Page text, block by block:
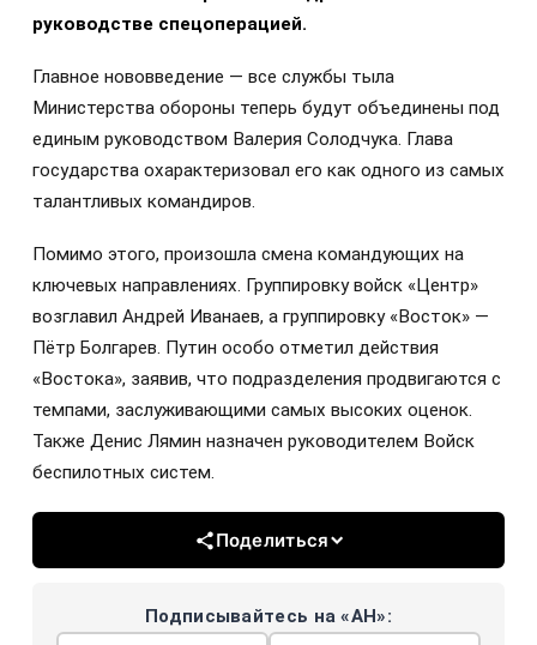
руководстве спецоперацией.
Главное нововведение — все службы тыла
Министерства обороны теперь будут объединены под
единым руководством Валерия Солодчука. Глава
государства охарактеризовал его как одного из самых
талантливых командиров.
Помимо этого, произошла смена командующих на
ключевых направлениях. Группировку войск «Центр»
возглавил Андрей Иванаев, а группировку «Восток» —
Пётр Болгарев. Путин особо отметил действия
«Востока», заявив, что подразделения продвигаются с
темпами, заслуживающими самых высоких оценок.
Также Денис Лямин назначен руководителем Войск
беспилотных систем.
Поделиться
Подписывайтесь на «АН»: